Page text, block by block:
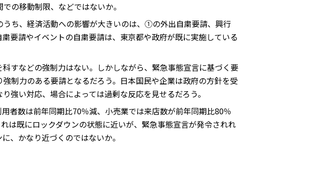
の移動制限、などではないか。
ち、経済活動への影響が大きいのは、①の外出自粛要請、興行
要請やイベントの自粛要請は、東京都や政府が既に実施している
すなどの強制力はない。しかしながら、緊急事態宣言に基づく要
制力のある要請となるだろう。日本国民や企業は政府の方針を受
強い対応、場合によっては過剰な反応を見せるだろう。
者数は前年同期比70％減、小売業では来店数が前年同期比80％
は既にロックダウンの状態に近いが、緊急事態宣言が発令されれ
、かなり近づくのではないか。